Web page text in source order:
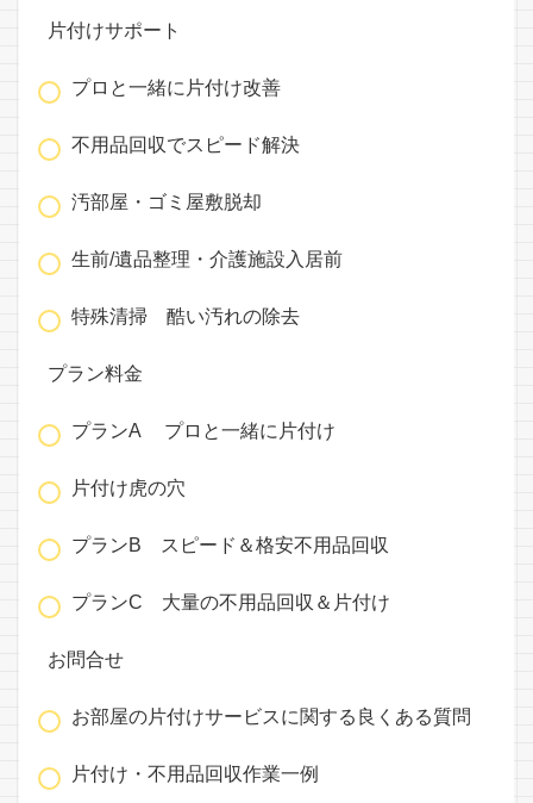
片付けサポート
プロと一緒に片付け改善
不用品回収でスピード解決
汚部屋・ゴミ屋敷脱却
生前/遺品整理・介護施設入居前
特殊清掃 酷い汚れの除去
プラン料金
プランA プロと一緒に片付け
片付け虎の穴
プランB スピード＆格安不用品回収
プランC 大量の不用品回収＆片付け
お問合せ
お部屋の片付けサービスに関する良くある質問
片付け・不用品回収作業一例